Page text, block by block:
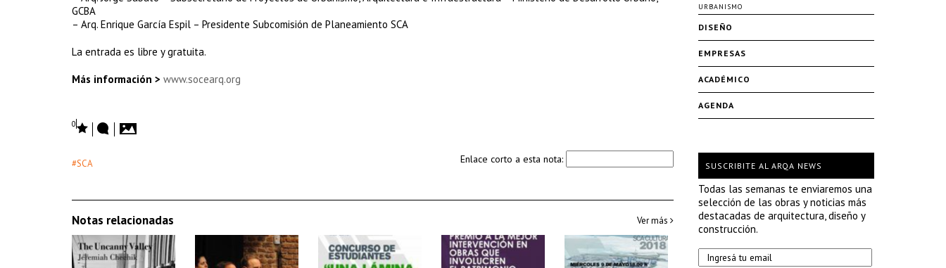
GCBA
– Arq. Enrique García Espil – Presidente Subcomisión de Planeamiento SCA
La entrada es libre y gratuita.
Más información > www.socearq.org
0
#SCA Enlace corto a esta nota:
Notas relacionadas Ver más
URBANISMO
DISEÑO
EMPRESAS
ACADÉMICO
AGENDA
SUSCRIBITE AL ARQA NEWS
Todas las semanas te enviaremos una
selección de las obras y noticias más
destacadas de arquitectura, diseño y
construcción.